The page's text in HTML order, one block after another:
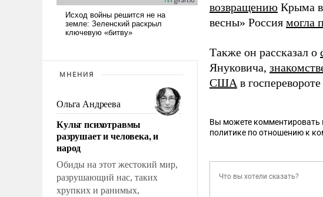
МНЕНИЯ
Ольга Андреева
Культ психотравмы
разрушает и человека, и
народ
Обиды на этот жестокий мир,
разрушающий нас, таких
хрупких и ранимых,
возвращению Крыма в
весны» Россия могла
Также он рассказал о
Януковича,
США в
Вы можете
политике по отношению к